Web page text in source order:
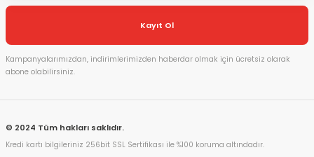
Kayıt Ol
Kampanyalarımızdan, indirimlerimizden haberdar olmak için ücretsiz olarak
abone olabilirsiniz.
© 2024 Tüm hakları saklıdır.
Kredi kartı bilgileriniz 256bit SSL Sertifikası ile %100 koruma altındadır.